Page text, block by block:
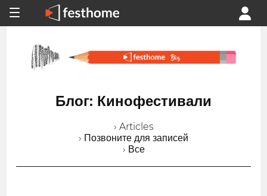
Блог: Кинофестивали
› Articles
› Позвоните для записей
› Все